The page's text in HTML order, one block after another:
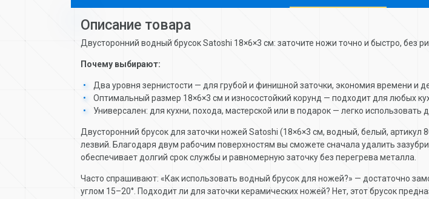
Описание товара
Двусторонний водный брусок Satoshi 18×6×3 см: заточите ножи точно и быстро, без
Почему выбирают:
Два уровня зернистости — для грубой и финишной заточки, экономия времени и
Оптимальный размер 18×6×3 см и износостойкий корунд — подходит для любых
Универсален: для кухни, похода, мастерской или в подарок — легко использовать
Двусторонний брусок для заточки ножей Satoshi (18×6×3 см, водный, белый,
лезвий. Благодаря двум рабочим поверхностям вы сможете сначала удалить
обеспечивает долгий срок службы и равномерную заточку без перегрева металла.
Часто спрашивают: «Как использовать водный брусок для ножей?» — достаточно
углом 15–20°. Подходит ли для заточки керамических ножей? Нет, этот брусок